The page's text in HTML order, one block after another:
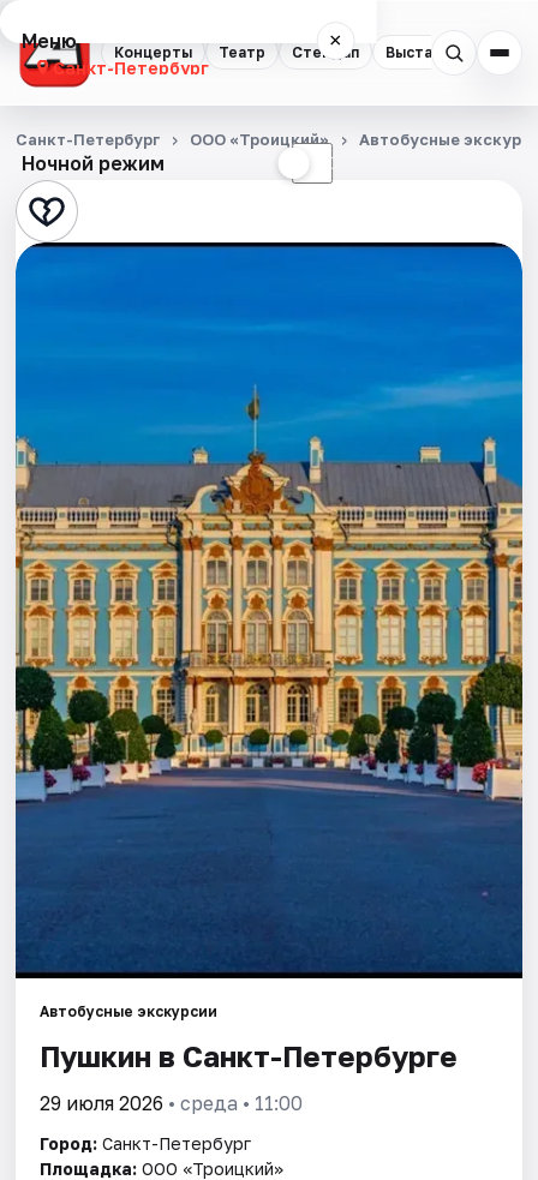
Концерты Театр Стендап Выставки
Меню ×
Санкт-Петербург
Концерты
Театр
Стендап
Спорт
События
Города
Площадки
Артисты
Рейтинги
Ночной режим ☾
Санкт-Петербург ООО «Троицкий» Автобусные
Автобусные экскурсии
Пушкин в Санкт-Петербурге
29 июля 2026 • среда • 11:00
Город: Санкт-Петербург
Площадка: ООО «Троицкий»